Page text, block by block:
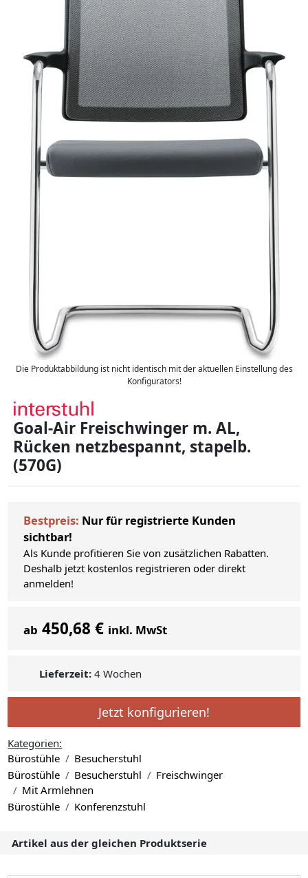
Die Produktabbildung ist nicht identisch mit der aktuellen Einstellung des
Konfigurators!
Goal-Air Freischwinger m. AL,
Rücken netzbespannt, stapelb.
(570G)
Bestpreis: Nur für registrierte Kunden
sichtbar!
Als Kunde profitieren Sie von zusätzlichen Rabatten.
Deshalb jetzt kostenlos registrieren oder direkt
anmelden!
ab 450,68 € inkl. MwSt
Lieferzeit: 4 Wochen
Jetzt konfigurieren!
Kategorien:
Bürostühle
Besucherstuhl
Bürostühle
Besucherstuhl
Freischwinger
Mit Armlehnen
Bürostühle
Konferenzstuhl
Artikel aus der gleichen Produktserie